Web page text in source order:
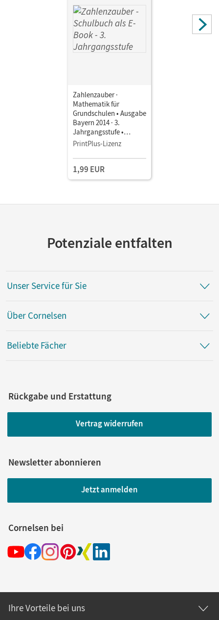
Zahlenzauber ·
Mathematik für
Grundschulen • Ausgabe
Bayern 2014 · 3.
Jahrgangsstufe •
Schulbuch als E-Book
PrintPlus-Lizenz
1,99 EUR
Potenziale entfalten
Unser Service für Sie
Über Cornelsen
Beliebte Fächer
Rückgabe und Erstattung
Vertrag widerrufen
Newsletter abonnieren
Jetzt anmelden
Cornelsen bei
Ihre Vorteile bei uns